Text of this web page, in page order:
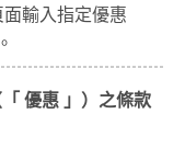
輸入指定優惠
優惠 」）之條款